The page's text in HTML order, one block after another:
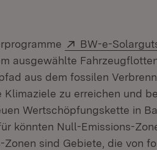
Extern:
BW-e-
ausgewählte
aus dem fossilen
Klimaziele zu erreichen und
Wertschöpfungskette in
könnten Null-Emissions-
Zonen sind Gebiete, die von